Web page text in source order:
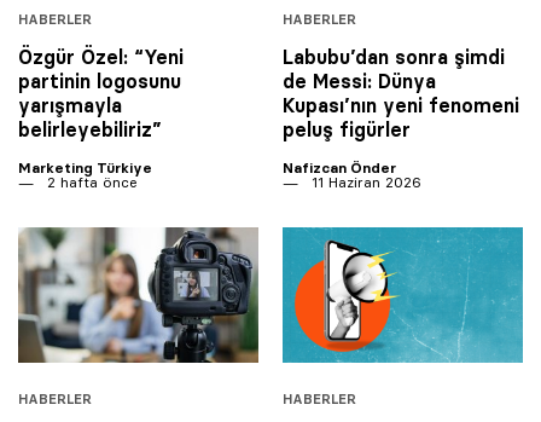
HABERLER
Özgür Özel: “Yeni
partinin logosunu
yarışmayla
belirleyebiliriz”
Marketing Türkiye
2 hafta önce
HABERLER
Labubu’dan sonra şimdi
de Messi: Dünya
Kupası’nın yeni fenomeni
peluş figürler
Nafizcan Önder
11 Haziran 2026
HABERLER HABERLER